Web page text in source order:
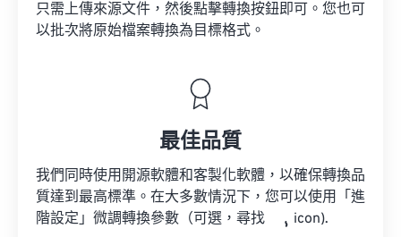
只需上傳來源文件，然後點擊轉換按鈕即可。您也可
以批次將原始檔案轉換為目標格式。
最佳品質
我們同時使用開源軟體和客製化軟體，以確保轉換品
質達到最高標準。在大多數情況下，您可以使用「進
階設定」微調轉換參數（可選，尋找
icon).